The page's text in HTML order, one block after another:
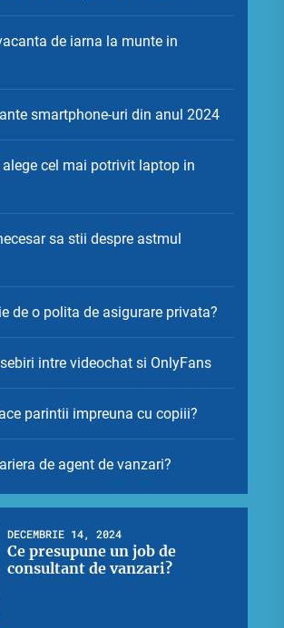
de iarna la munte in
smartphone-uri din anul 2024
cel mai potrivit laptop in
sa stii despre astmul
de o polita de asigurare privata?
intre videochat si OnlyFans
parintii impreuna cu copiii?
de agent de vanzari?
DECEMBRIE 14, 2024
Ce presupune un job de
consultant de vanzari?